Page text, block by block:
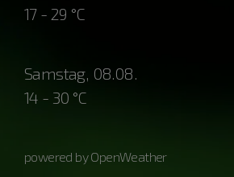
17 - 29 °C
Samstag, 08.08.
14 - 30 °C
powered by OpenWeather